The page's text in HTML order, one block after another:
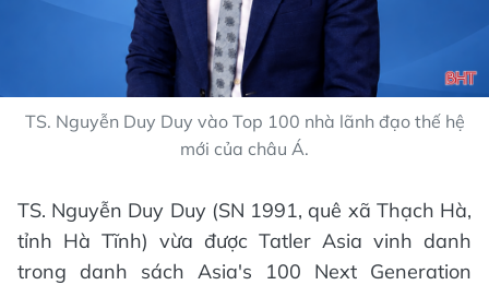
TS. Nguyễn Duy Duy vào Top 100 nhà lãnh đạo thế hệ
mới của châu Á.
TS. Nguyễn Duy Duy (SN 1991, quê xã Thạch Hà,
tỉnh Hà Tĩnh) vừa được Tatler Asia vinh danh
trong danh sách Asia's 100 Next Generation